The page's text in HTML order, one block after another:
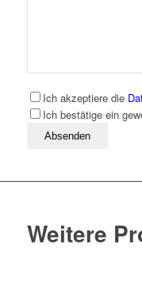
Ich akzeptiere die
Ich bestätige ein
Bitte lassen Sie dieses
Weitere